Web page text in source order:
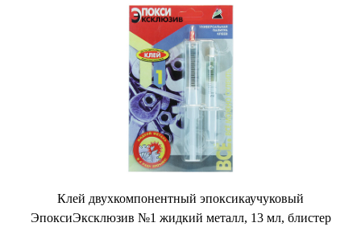
Клей двухкомпонентный эпоксикаучуковый
ЭпоксиЭксклюзив №1 жидкий металл, 13 мл, блистер